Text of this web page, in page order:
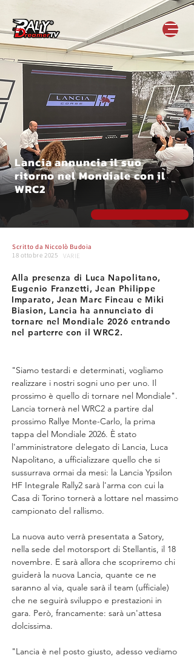
Lancia annuncia il suo
ritorno nel Mondiale con il
WRC2
Scritto da Niccolò Budoia
18 ottobre 2025
VARIE
Alla presenza di Luca Napolitano,
Eugenio Franzetti, Jean Philippe
Imparato, Jean Marc Fineau e Miki
Biasion, Lancia ha annunciato di
tornare nel Mondiale 2026 entrando
nel parterre con il WRC2.
"Siamo testardi e determinati, vogliamo
realizzare i nostri sogni uno per uno. Il
prossimo è quello di tornare nel Mondiale".
Lancia tornerà nel WRC2 a partire dal
prossimo Rallye Monte-Carlo, la prima
tappa del Mondiale 2026. È stato
l'amministratore delegato di Lancia, Luca
Napolitano, a ufficializzare quello che si
sussurrava ormai da mesi: la Lancia Ypsilon
HF Integrale Rally2 sarà l'arma con cui la
Casa di Torino tornerà a lottare nel massimo
campionato del rallismo.
La nuova auto verrà presentata a Satory,
nella sede del motorsport di Stellantis, il 18
novembre. E sarà allora che scopriremo chi
guiderà la nuova Lancia, quante ce ne
saranno al via, quale sarà il team (ufficiale)
che ne seguirà sviluppo e prestazioni in
gara. Però, francamente: sarà un'attesa
dolcissima.
"Lancia è nel posto giusto, adesso vediamo